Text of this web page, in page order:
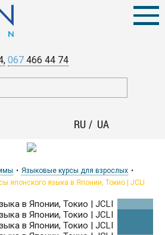
067 466 44 74
RU UA
Языковые курсы для взрослых
японского языка в Японии, Токио | JCLI